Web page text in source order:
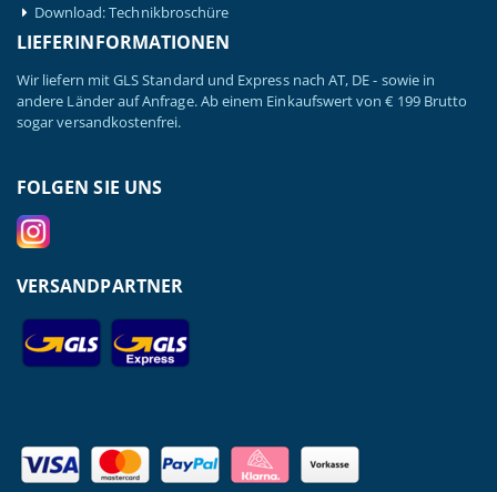
Download: Technikbroschüre
LIEFERINFORMATIONEN
Wir liefern mit GLS Standard und Express nach AT, DE - sowie in
andere Länder auf Anfrage. Ab einem Einkaufswert von € 199 Brutto
sogar versandkostenfrei.
FOLGEN SIE UNS
VERSANDPARTNER